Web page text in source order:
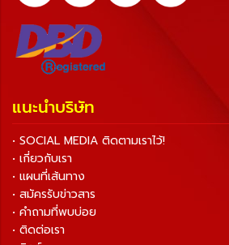
แนะนำบริษัท
• SOCIAL MEDIA ติดตามเราไว้!
• เกี่ยวกับเรา
• แผนที่เส้นทาง
• สมัครรับข่าวสาร
• คำถามที่พบบ่อย
• ติดต่อเรา